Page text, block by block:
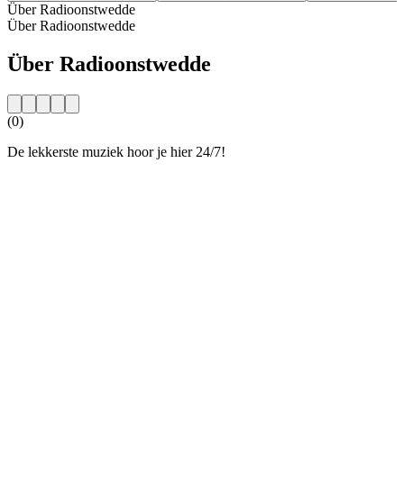
Über Radioonstwedde
Über Radioonstwedde
Über Radioonstwedde
(0)
De lekkerste muziek hoor je hier 24/7!